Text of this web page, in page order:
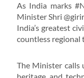
As India marks
Minister Shri
India’s greatest
countless
The Minister calls